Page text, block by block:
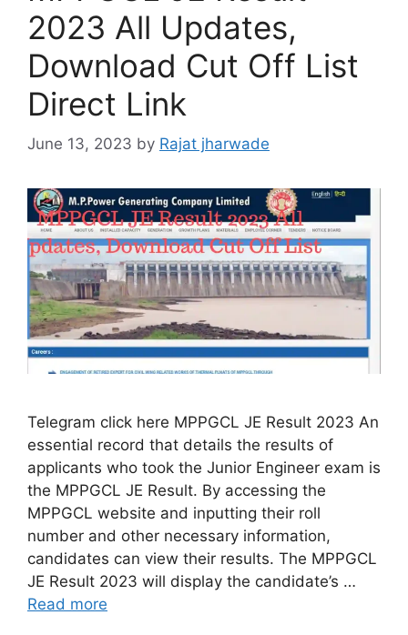
2023 All Updates,
Download Cut Off List
Direct Link
June 13, 2023 by Rajat jharwade
Telegram click here MPPGCL JE Result 2023 An
essential record that details the results of
applicants who took the Junior Engineer exam is
the MPPGCL JE Result. By accessing the
MPPGCL website and inputting their roll
number and other necessary information,
candidates can view their results. The MPPGCL
JE Result 2023 will display the candidate’s …
Read more